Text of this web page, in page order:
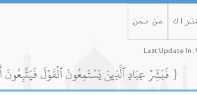
من نحن
Last Update In
{ فَبَشِّرۡ عِبَادِ ٱلَّذِينَ يَسۡتَمِعُونَ ٱلۡقَوۡلَ فَيَتَّبِعُونَ أَحۡسَنَهُۥٓۚ أُوْلَٰٓئِكَ ٱلَّذِينَ هَدَىٰهُمُ ٱللَّهُۖ وَأُوْلَٰٓئِكَ هُمۡ أُوْلُواْ ٱلۡأَلۡبَٰبِ }